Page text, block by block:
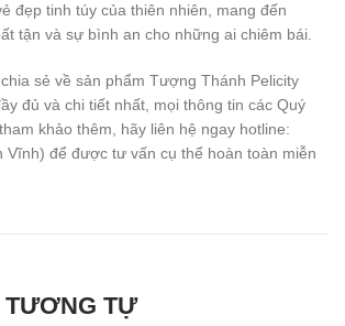
đẹp tinh túy của thiên nhiên, mang đến
tận và sự bình an cho những ai chiêm bái.
sẻ về sản phẩm Tượng Thánh Pelicity
đủ và chi tiết nhất, mọi thông tin các Quý
khảo thêm, hãy liên hệ ngay hotline:
Vĩnh) để được tư vấn cụ thể hoàn toàn miễn
TỰ